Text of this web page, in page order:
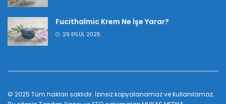
Fucithalmic Krem Ne İşe Yarar?
29 EYLÜL 2025
© 2025 Tüm hakları saklıdır. İzinsiz kopyalanamaz ve kullanılamaz.